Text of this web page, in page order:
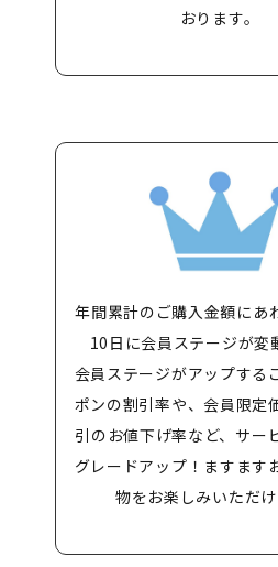
おります。
年間累計のご購入金額にあ
10日に会員ステージが変
会員ステージがアップする
ポンの割引率や、会員限定
引のお値下げ率など、サー
グレードアップ！ますます
物をお楽しみいただけ